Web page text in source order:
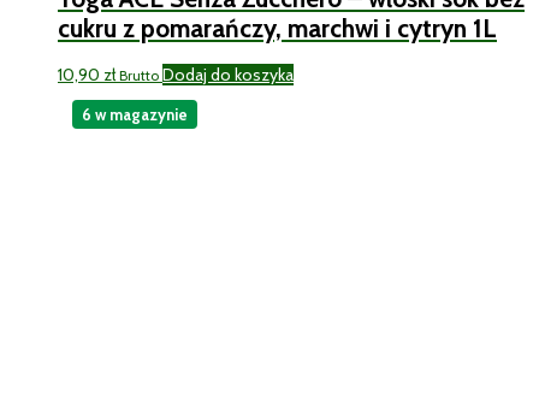
cukru z pomarańczy, marchwi i cytryn 1L
10,90 zł Brutto Dodaj do koszyka
6 w magazynie